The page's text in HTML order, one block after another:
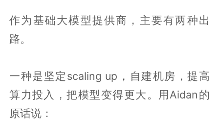
作为基础大模型提供商，主要有两种出
路。
一种是坚定scaling up，自建机房，提高
算力投入，把模型变得更大。用Aidan的
原话说：